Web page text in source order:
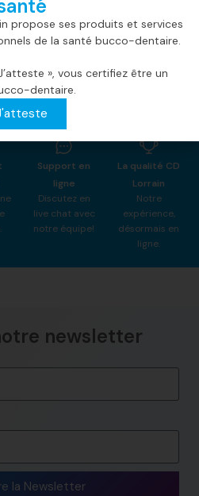
Support en
ligne
Discutez en
live chat avec
notre équipe!
La qualité CD
Lorrain
Notre
expérience,
désormais en
ligne.
newsletter​
la Newsletter
propose ses produits et services
de la santé bucco-dentaire.
», vous certifiez être un
dentaire.